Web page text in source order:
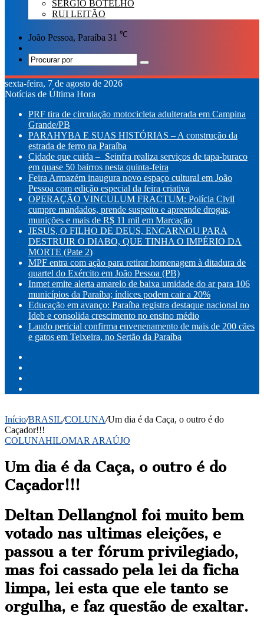
SÉRGIO BOTELHO
RUI LEITÃO
João Pessoa, Paraíba 31 ℃
skin
Procurar
por
sexta-feira, 7 de agosto de 2026
Notícias de Última Hora
PRF tira de circulação motocicleta adulterada em Campina
Grande/PB
PARAHYBA E SUAS HISTÓRIAS – A construção da
estrada de ferro na Paraíba
Cidade que cuida – Seinfra realiza serviços de tapa-buraco
em quase 50 bairros nesta quinta-feira
Feira Armazém inaugura novo espaço cultural em João
Pessoa com edição especial da feira criativa
OPERAÇÃO VINCULUM FRACTUM: Polícia Civil
cumpre mandados, prende suspeito e apreende drogas,
munições e mais de R$ 11 mil em Marcação
JESUS, O FILHO DE DEUS, ENCARNOU PARA
DESTRUIR O DIABO, QUE TINHA O IMPÉRIO DA
MORTE (Pate 2)
MPF entra com ação para retirar homenagem à ditadura de
quartel do Exército em João Pessoa (PB)
Inmet emite alerta amarelo de baixa umidade do ar para 106
municípios da Paraíba; índices podem cair a 20%
Educação em avanço: Paraíba registra destaque nacional no
Ideb e consolida crescimento no ensino médio
Laudo pericial confirma envenenamento de mais de 200 cães
e gatos em Teixeira, no Sertão da Paraíba
Início/BRASIL/COLUNA/Um dia é da Caça, o outro é do
Caçador!!!
COLUNAHILOMAR ARAÚJO
Um dia é da Caça, o outro é do
Caçador!!!
Deltan Dellangnol foi muito bem
votado nas ultimas eleições, e
passou a ter fórum privilegiado,
mas foi cassado pela lei da ficha
limpa, lei esta que ele tanto se
orgulha, e faz questão de exaltar.